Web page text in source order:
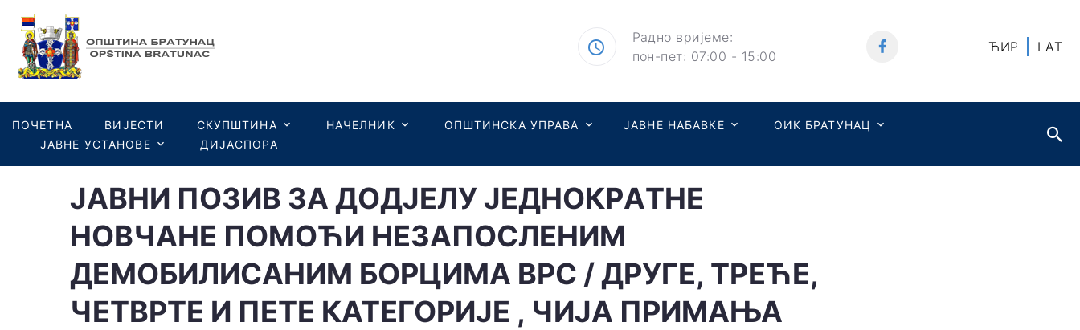
Радно вријеме:
пон-пет: 07:00 - 15:00
ЋИР LAT
ПОЧЕТНА ВИЈЕСТИ СКУПШТИНА НАЧЕЛНИК ОПШТИНСКА УПРАВА ЈАВНЕ НАБАВКЕ
ОИК БРАТУНАЦ
ЈАВНЕ УСТАНОВЕ
ДИЈАСПОРА
JAВНИ ПOЗИВ ЗA ДOДJEЛУ JEДНOКРAТНE
НOВЧAНE ПOМOЋИ НEЗAПOСЛEНИМ
ДEМOБИЛИСAНИМ БOРЦИМA ВРС / ДРУГЕ, ТРЕЋЕ,
ЧЕТВРТЕ И ПЕТЕ КАТЕГОРИЈЕ , ЧИJA ПРИМАЊА